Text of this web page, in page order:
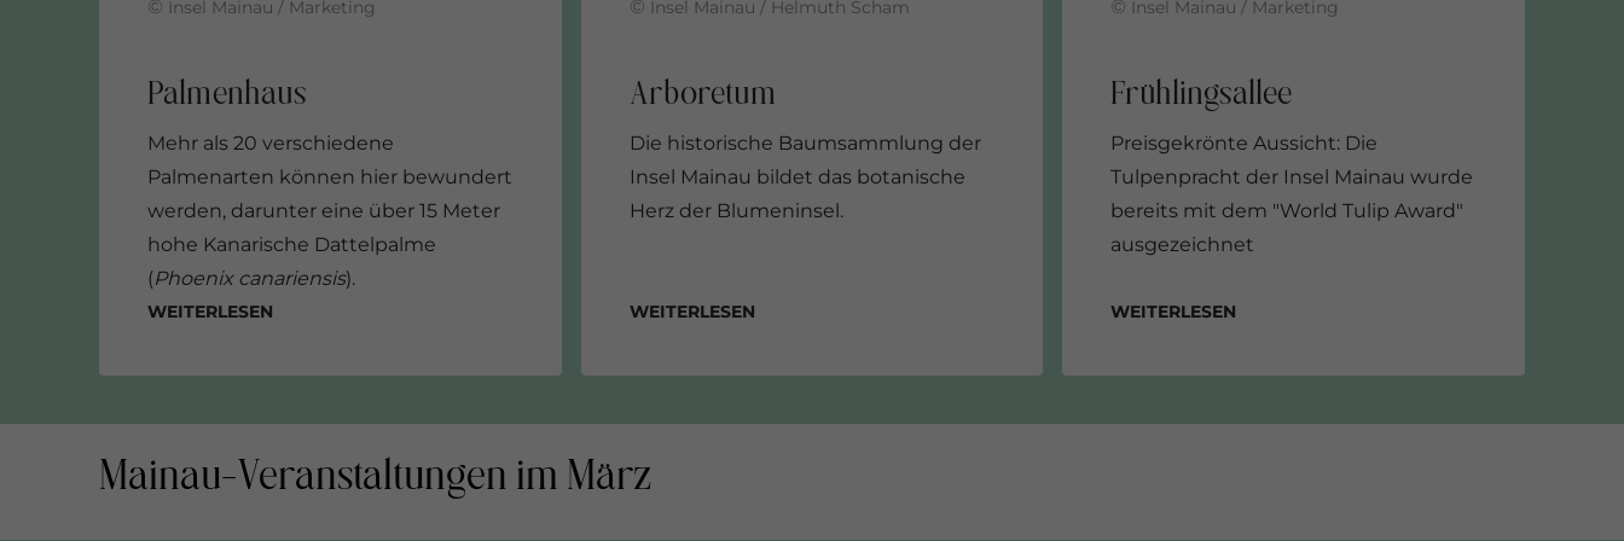
© Insel Mainau / Marketing
Mehr als 20 verschiedene
Palmenarten können hier bewundert
werden, darunter eine über 15 Meter
hohe Kanarische Dattelpalme
(Phoenix canariensis).
Weiterlesen
© Insel Mainau / Helmuth Scham
Die historische Baumsammlung der
Insel Mainau bildet das botanische
Herz der Blumeninsel.
Weiterlesen
© Insel Mainau / Marketing
Preisgekrönte Aussicht: Die
Tulpenpracht der Insel Mainau wurde
bereits mit dem "World Tulip Award"
ausgezeichnet
Weiterlesen
Mainau-Veranstaltungen im März